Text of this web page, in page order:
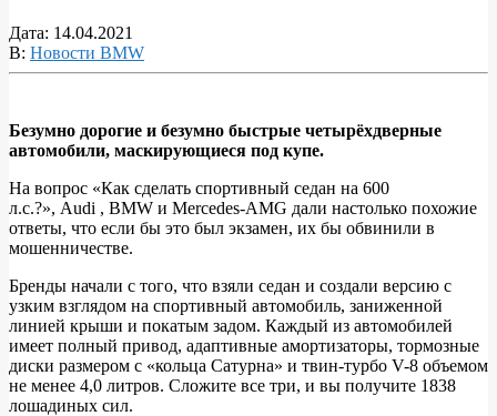
Дата: 14.04.2021
В: Новости BMW
Кто
лучше?
BMW
M8
Gran
Coupe
2020
года,
Audi
Безумно дорогие и безумно быстрые четырёхдверные
автомобили, маскирующиеся под купе.
На вопрос «Как сделать спортивный седан на 600
л.с.?», Audi , BMW и Mercedes-AMG дали настолько похожие
ответы, что если бы это был экзамен, их бы обвинили в
мошенничестве.
Бренды начали с того, что взяли седан и создали версию с
узким взглядом на спортивный автомобиль, заниженной
линией крыши и покатым задом. Каждый из автомобилей
имеет полный привод, адаптивные амортизаторы, тормозные
диски размером с «кольца Сатурна» и твин-турбо V-8 объемом
не менее 4,0 литров. Сложите все три, и вы получите 1838
лошадиных сил.